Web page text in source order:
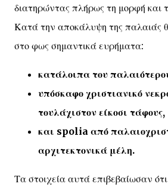
διατηρώντας πλήρως τη μορφή και
Κατά την αποκάλυψη της παλαιάς
στο φως σημαντικά ευρήματα:
κατάλοιπα του
υπόσκαφο χριστιανικό
τουλάχιστον είκοσι τάφους,
και spolia από
αρχιτεκτονικά μέλη.
Τα στοιχεία αυτά επιβεβαίωσαν